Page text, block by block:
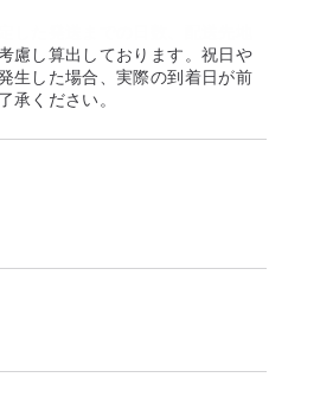
た発送までの日数、配送先地
慮し算出しております。祝日や
生した場合、実際の到着日が前
ください。